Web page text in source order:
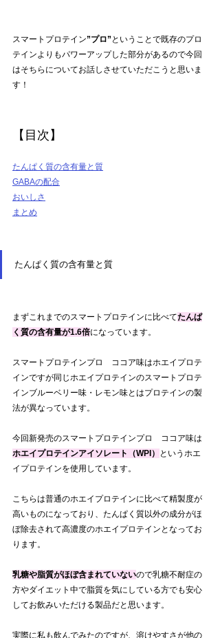
スマートプロテイン”プロ”ということで既存のプロ
テインよりもパワーアップした部分があるので今回
はそちらについてお話しさせていただこうと思いま
す！
【目次】
たんぱく質の含有量と質
GABAの配合
おいしさ
まとめ
たんぱく質の含有量と質
まずこれまでのスマートプロテインに比べてたんぱ
く質の含有量が1.6倍になっています。
スマートプロテインプロ　ココア味はホエイプロテ
インですが同じホエイプロテインのスマートプロテ
インブルーベリー味・レモン味とはプロテインの製
法が異なっています。
今回新発売のスマートプロテインプロ　ココア味は
ホエイプロテインアイソレート（WPI）
というホエ
イプロテインを使用しています。
こちらは普通のホエイプロテインに比べて精製度が
高いものになっており、たんぱく質以外の成分がほ
ぼ除去されて高濃度のホエイプロテインとなってお
ります。
乳糖や脂質がほぼ含まれていないので乳糖不耐症の
方やダイエット中で脂質を気にしている方でも安心
してお飲みいただける製品だと思います。
実際に私も飲んでみたのですが、溶けやすさが他の